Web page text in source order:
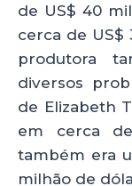
de US$ 40
cerca de US$
produtora
diversos
de Elizabeth
em cerca
também era
milhão de